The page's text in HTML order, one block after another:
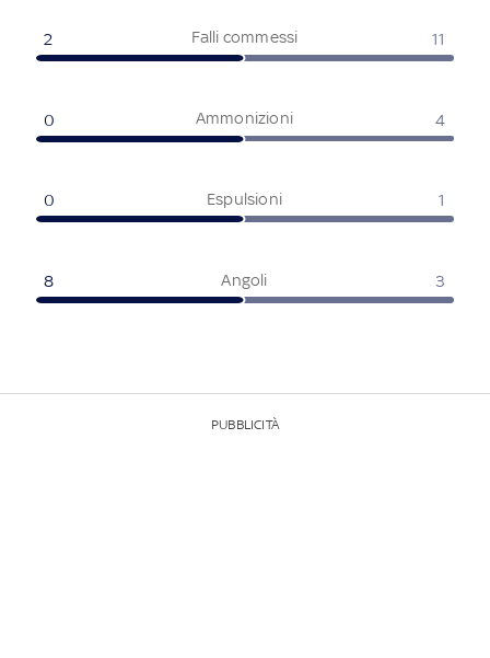
Falli commessi
2 11
Ammonizioni
0 4
Espulsioni
0 1
Angoli
8 3
PUBBLICITÀ